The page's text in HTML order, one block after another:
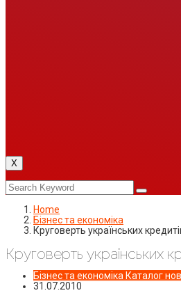
X
Home
Бізнес та економіка
Круговерть українських
Круговерть українських
Бізнес та економіка Каталог
31.07.2010